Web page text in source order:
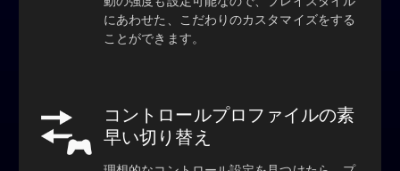
にあわせた、こだわりのカスタマイズをする
ことができます。
コントロールプロファイルの素
早い切り替え